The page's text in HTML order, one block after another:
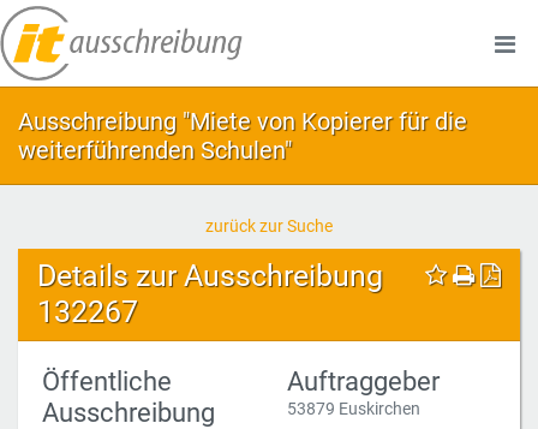
Ausschreibung "Miete von Kopierer für die
weiterführenden Schulen"
zurück zur Suche
Details zur Ausschreibung
132267
Öffentliche
Ausschreibung
Auftraggeber
53879 Euskirchen